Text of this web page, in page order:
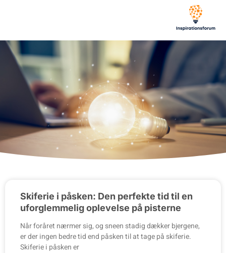
Skiferie i påsken: Den perfekte tid til en
uforglemmelig oplevelse på pisterne
Når foråret nærmer sig, og sneen stadig dækker bjergene,
er der ingen bedre tid end påsken til at tage på skiferie.
Skiferie i påsken er